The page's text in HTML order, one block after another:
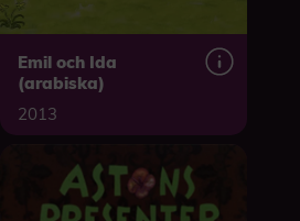
Emil och Ida
(arabiska)
2013